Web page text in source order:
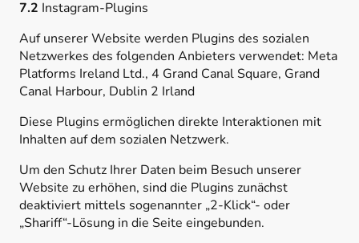
7.2 Instagram-Plugins
Auf unserer Website werden Plugins des sozialen
Netzwerkes des folgenden Anbieters verwendet: Meta
Platforms Ireland Ltd., 4 Grand Canal Square, Grand
Canal Harbour, Dublin 2 Irland
Diese Plugins ermöglichen direkte Interaktionen mit
Inhalten auf dem sozialen Netzwerk.
Um den Schutz Ihrer Daten beim Besuch unserer
Website zu erhöhen, sind die Plugins zunächst
deaktiviert mittels sogenannter „2-Klick“- oder
„Shariff“-Lösung in die Seite eingebunden.